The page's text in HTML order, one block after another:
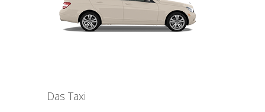
Das Taxi